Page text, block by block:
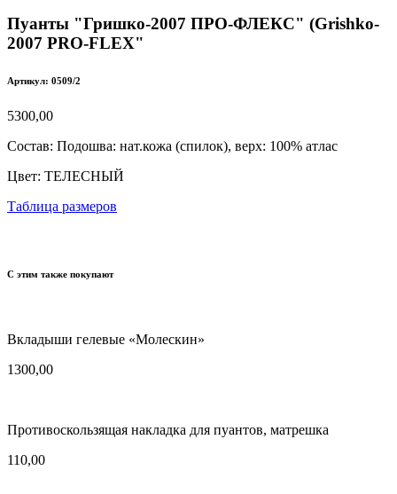
Пуанты "Гришко-2007 ПРО-ФЛЕКС" (Grishko-
2007 PRO-FLEX"
Артикул: 0509/2
5300,00
Состав: Подошва: нат.кожа (спилок), верх: 100% атлас
Цвет: ТЕЛЕСНЫЙ
Таблица размеров
С этим также покупают
Вкладыши гелевые «Молескин»
1300,00
Противоскользящая накладка для пуантов, матрешка
110,00